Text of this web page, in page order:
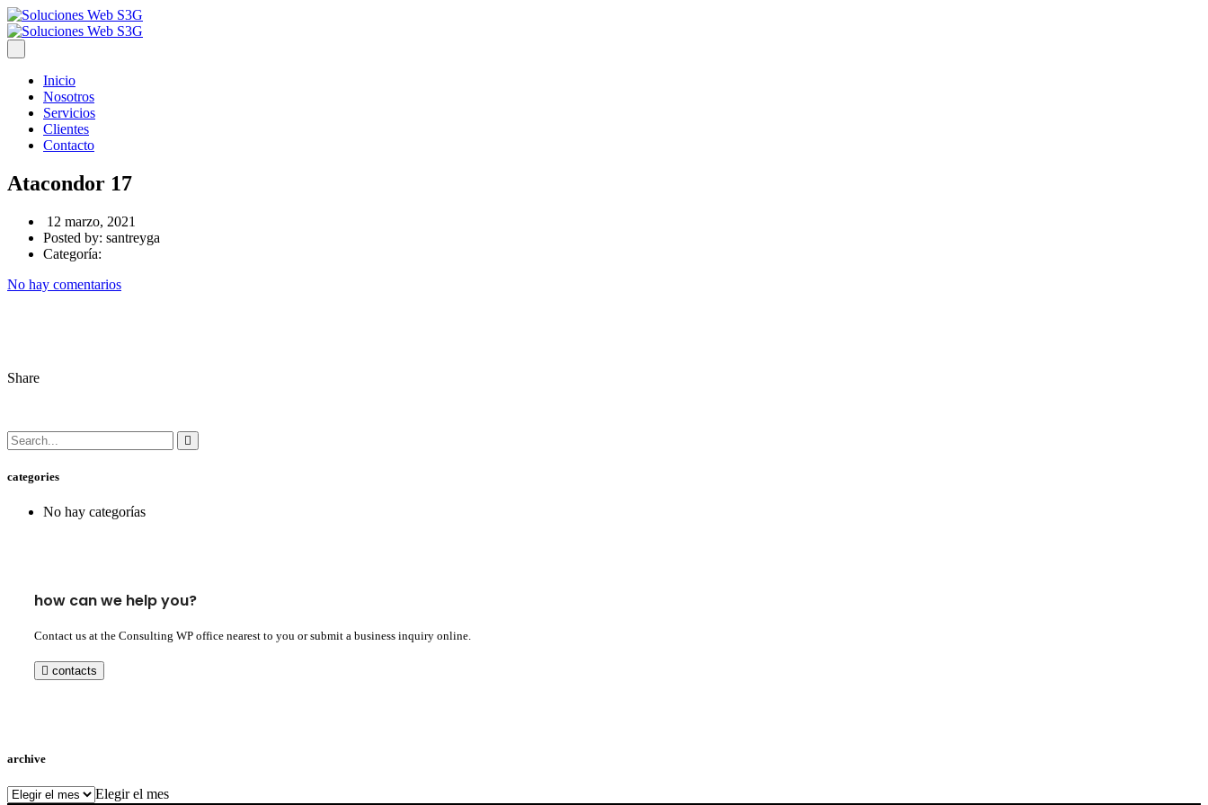
Inicio
Nosotros
Servicios
Clientes
Contacto
Atacondor 17
12 marzo, 2021
Posted by: santreyga
Categoría:
No hay comentarios
Share
categories
No hay categorías
how can we help you?
Contact us at the Consulting WP office nearest to you or submit a business inquiry online.
contacts
archive
archive Elegir el mes